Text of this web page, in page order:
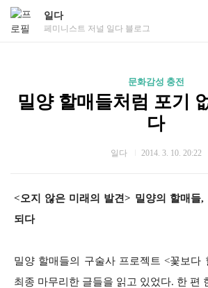
일다
페미니스트 저널 일다 블로그
문화감성 충전
밀양 할매들처럼 포기
다
일다 2014. 3. 10. 20:22
<오지 않은 미래의 발견> 밀양의 할매들,
되다
밀양 할매들의 구술사 프로젝트 <꽃보다
최종 마무리한 글들을 읽고 있었다. 한 편